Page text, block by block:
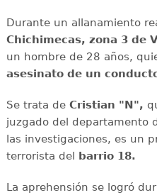
Durante un allanamiento
Chichimecas, zona 3 de
un hombre de 28 años,
asesinato de un
Se trata de Cristian "N",
juzgado del departamento
las investigaciones, es un
terrorista del barrio 18.
La aprehensión se logró